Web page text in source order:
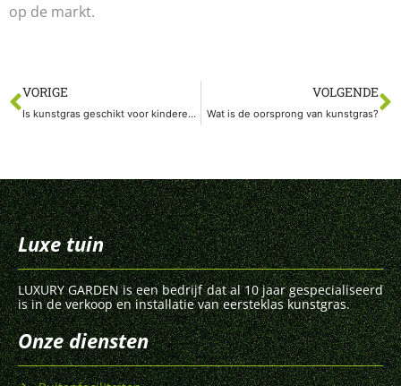
op de markt.
VORIGE
Is kunstgras geschikt voor kinderen en huisdieren?
VOLGENDE
Wat is de oorsprong van kunstgras?
Luxe tuin
LUXURY GARDEN is een bedrijf dat al 10 jaar gespecialiseerd
is in de verkoop en installatie van eersteklas kunstgras.
Onze diensten